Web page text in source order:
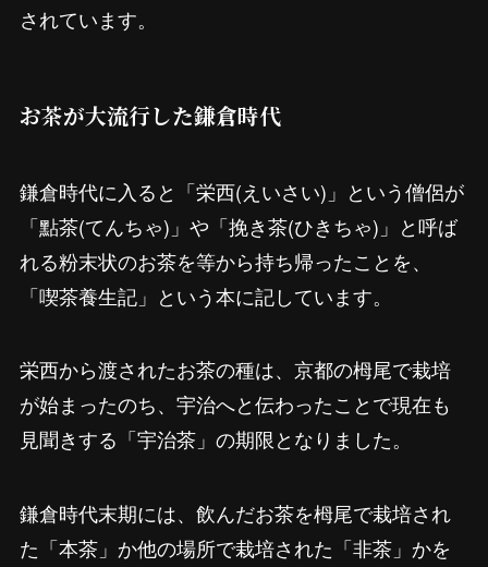
されています。
お茶が大流行した鎌倉時代
鎌倉時代に入ると「栄西(えいさい)」という僧侶が
「點茶(てんちゃ)」や「挽き茶(ひきちゃ)」と呼ば
れる粉末状のお茶を等から持ち帰ったことを、
「喫茶養生記」という本に記しています。
栄西から渡されたお茶の種は、京都の栂尾で栽培
が始まったのち、宇治へと伝わったことで現在も
見聞きする「宇治茶」の期限となりました。
鎌倉時代末期には、飲んだお茶を栂尾で栽培され
た「本茶」か他の場所で栽培された「非茶」かを